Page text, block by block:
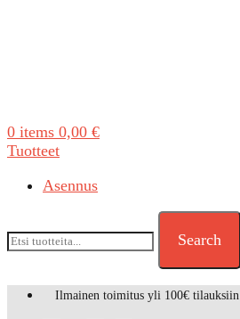
0 items 0,00 €
Tuotteet
Asennus
Search
Ilmainen toimitus yli 100€ tilauksiin